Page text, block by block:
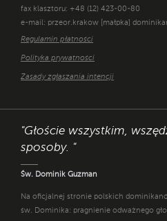
fax klasztoru: +48 (12) 423-00-80
e-mail: przeor.krakow [małpka]
Regulamin płatności
Polityka prywatności
Zasady zgłaszania intencji
"Głoście wszystkim,
sposoby. "
Św. Dominik Guzman
Na oficjalnej stronie polskich
św. Dominika: pragnienie odważnego